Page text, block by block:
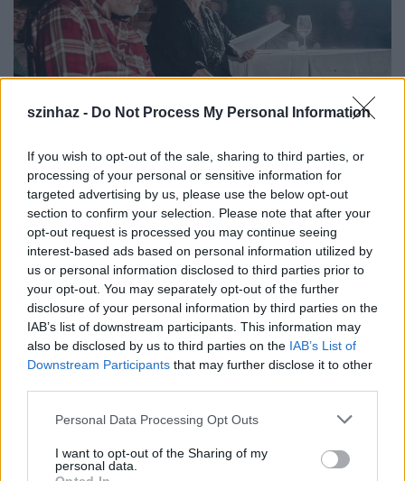
szinhaz - Do Not Process My Personal Information
If you wish to opt-out of the sale, sharing to third parties, or
processing of your personal or sensitive information for
targeted advertising by us, please use the below opt-out
section to confirm your selection. Please note that after your
opt-out request is processed you may continue seeing
interest-based ads based on personal information utilized by
us or personal information disclosed to third parties prior to
your opt-out. You may separately opt-out of the further
disclosure of your personal information by third parties on the
IAB’s list of downstream participants. This information may
also be disclosed by us to third parties on the IAB’s List of
Downstream Participants that may further disclose it to other
Please note that this website/app uses one or more Google
not limited to your visit or usage behaviour. You may click to
grant or deny consent to Google and its third-party tags to
Personal Data Processing Opt Outs
I want to opt-out of the Sharing of my
personal data.
Július 5-én indul a Zsámbéki Nyári
Színház
mtothorsi• 2020. június 26.
A frissen felújított Zichy-kastély sajátos
atmoszférájú, nyitott belső udvarán álló színpadra
tervezik idén az előadások java részét, de lesz ...